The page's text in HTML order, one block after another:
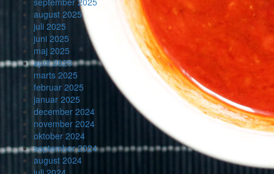
august 2025
juli 2025
juni 2025
maj 2025
april 2025
marts 2025
februar 2025
januar 2025
december 2024
november 2024
oktober 2024
september 2024
august 2024